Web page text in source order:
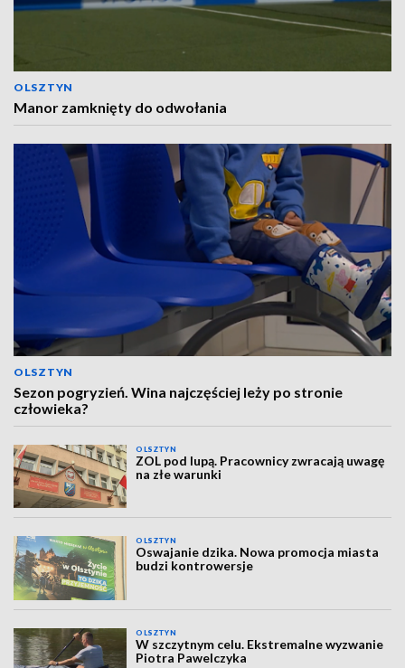
OLSZTYN
Manor zamknięty do odwołania
OLSZTYN
Sezon pogryzień. Wina najczęściej leży po stronie
człowieka?
OLSZTYN
ZOL pod lupą. Pracownicy zwracają uwagę
na złe warunki
OLSZTYN
Oswajanie dzika. Nowa promocja miasta
budzi kontrowersje
OLSZTYN
W szczytnym celu. Ekstremalne wyzwanie
Piotra Pawelczyka